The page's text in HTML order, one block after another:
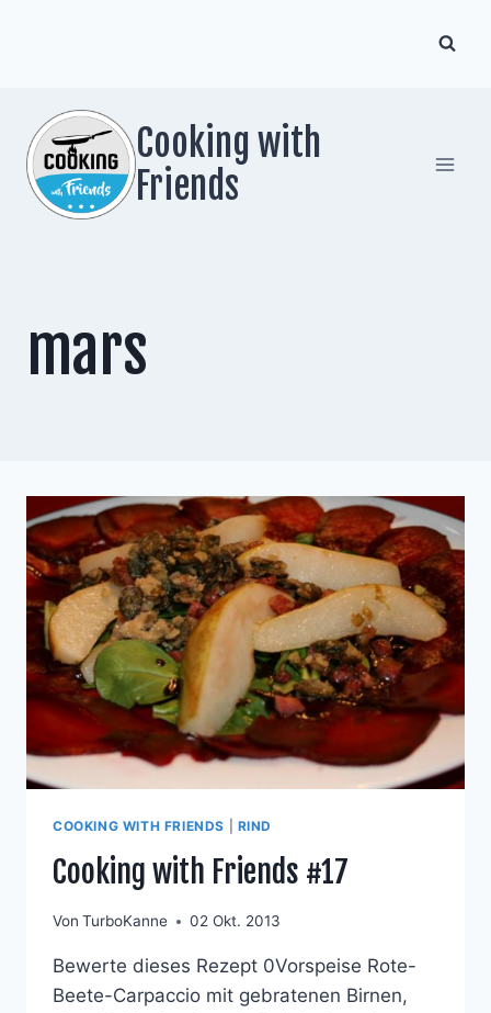
Cooking with
Friends
mars
COOKING WITH FRIENDS RIND
Cooking with Friends #17
Von TurboKanne 02 Okt. 2013
Bewerte dieses Rezept 0Vorspeise Rote-
Beete-Carpaccio mit gebratenen Birnen,